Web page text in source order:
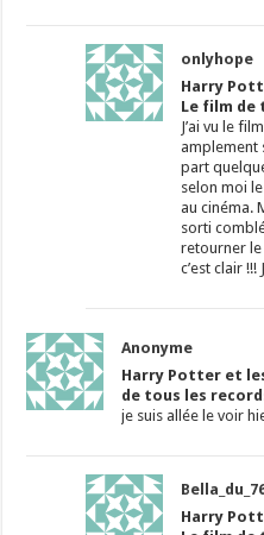
onlyhope
Harry
Le film de
J’ai vu le
amplement
part
selon moi
au cinéma.
sorti
retourner le
c’est clair
Anonyme
Harry Potter et
de tous les
je suis allée le voir
Harry